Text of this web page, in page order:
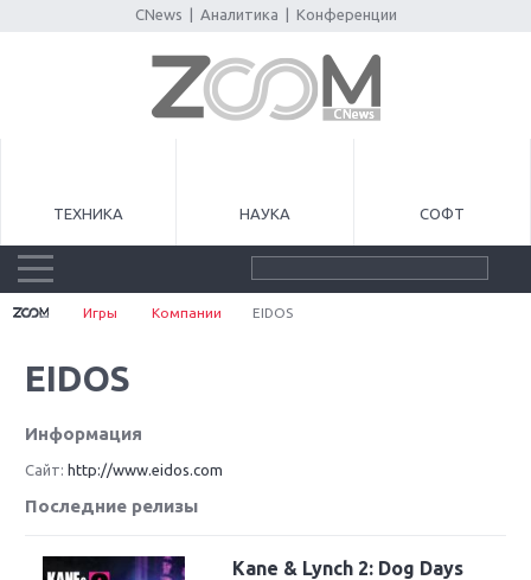
CNews Аналитика Конференции
ТЕХНИКА НАУКА СОФТ
Игры Компании EIDOS
EIDOS
Информация
Сайт: http://www.eidos.com
Последние релизы
Kane & Lynch 2: Dog Days